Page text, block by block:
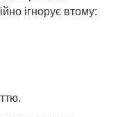
ігнорує втому: